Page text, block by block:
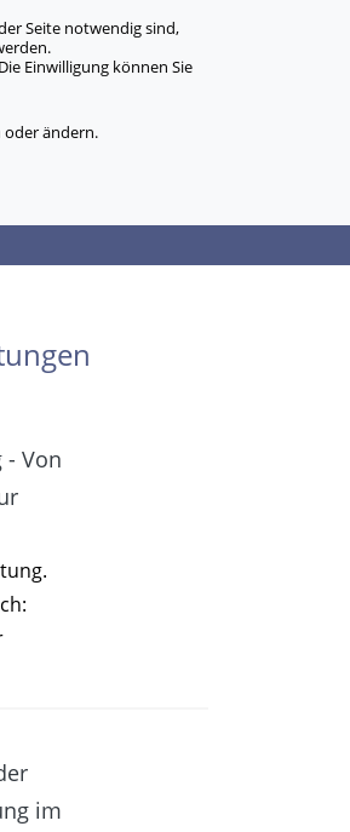
- Von
im
Seite notwendig sind,
Einwilligung können Sie
oder ändern.